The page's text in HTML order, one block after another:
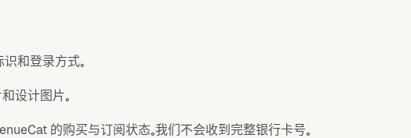
和登录方式。
设计图片。
的购买与订阅状态。我们不会收到完整银行卡号。